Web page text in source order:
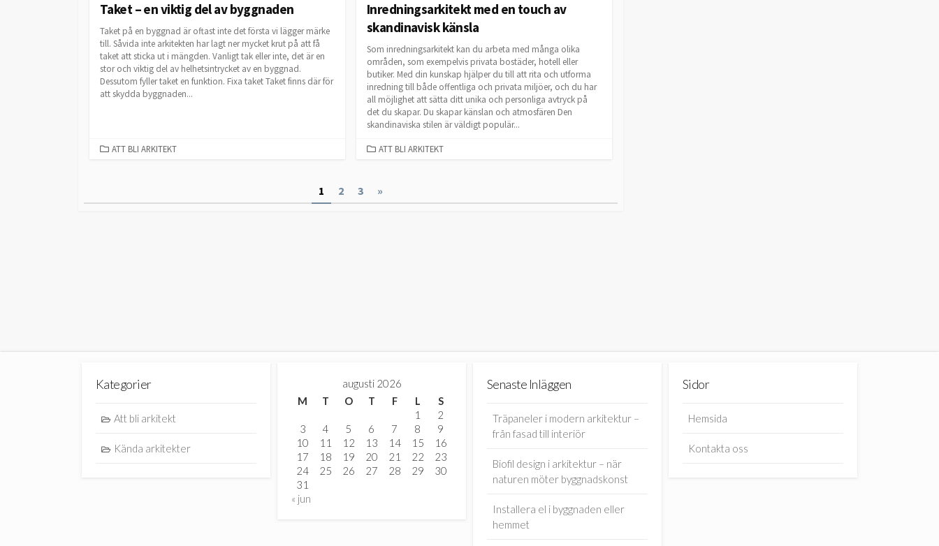
Taket – en viktig del av byggnaden
Taket på en byggnad är oftast inte det första vi lägger märke
till. Såvida inte arkitekten har lagt ner mycket krut på att få
taket att sticka ut i mängden. Vanligt tak eller inte, det är en
stor och viktig del av helhetsintrycket av en byggnad.
Dessutom fyller taket en funktion. Fixa taket Taket finns där för
att skydda byggnaden...
CATEGORIES
ATT BLI ARKITEKT
Inredningsarkitekt med en touch av
skandinavisk känsla
Som inredningsarkitekt kan du arbeta med många olika
områden, som exempelvis privata bostäder, hotell eller
butiker. Med din kunskap hjälper du till att rita och utforma
inredning till både offentliga och privata miljöer, och du har
all möjlighet att sätta ditt unika och personliga avtryck på
det du skapar. Du skapar känslan och atmosfären Den
skandinaviska stilen är väldigt populär...
CATEGORIES
ATT BLI ARKITEKT
1 2 3 »
Kategorier
Att bli arkitekt
Kända arkitekter
augusti 2026
M
T O T F L
S
1
2
3
4 5 6 7 8
9
10
11 12 13 14 15
16
17
18 19 20 21 22
23
24
25 26 27 28 29
30
31
« jun
Senaste Inläggen
Träpaneler i modern arkitektur –
från fasad till interiör
Biofil design i arkitektur – när
naturen möter byggnadskonst
Installera el i byggnaden eller
hemmet
Sidor
Hemsida
Kontakta oss